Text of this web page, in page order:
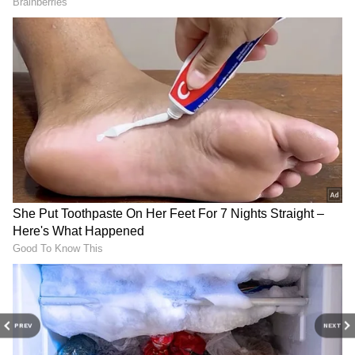
PREV NEXT
மாணவிகளுக்கு மாதவிடாய் விடுப்பு:
கேரள பல்கலைக்கழகம் அறிவிப்பு!
இதனால், அமைச்சர் நிதின் கட்கரிக்கு
வழங்கப்பட்டுவரும் பாதுகாப்பு
அதிகப்படுத்தப்பட்டுள்ளது. அவரது
அலுலவகத்தைச் சுற்றி பலத்த போலீஸ்
பாதுகாப்புப் போடப்பட்டுள்ளது.
RECOMMENDED STORIES